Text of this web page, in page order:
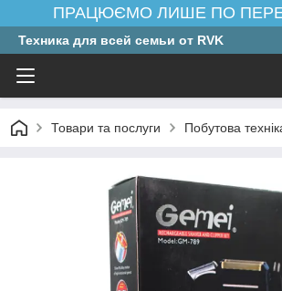
ПРАЦЮЄМО ЛИШЕ ПО
Техника для всей семьи от RVK
Товари та послуги Побутова